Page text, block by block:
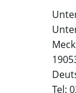
Tel: